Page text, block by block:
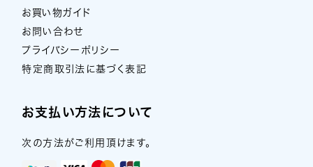
お買い物ガイド
お問い合わせ
プライバシーポリシー
特定商取引法に基づく表記
お支払い方法について
次の方法がご利用頂けます。